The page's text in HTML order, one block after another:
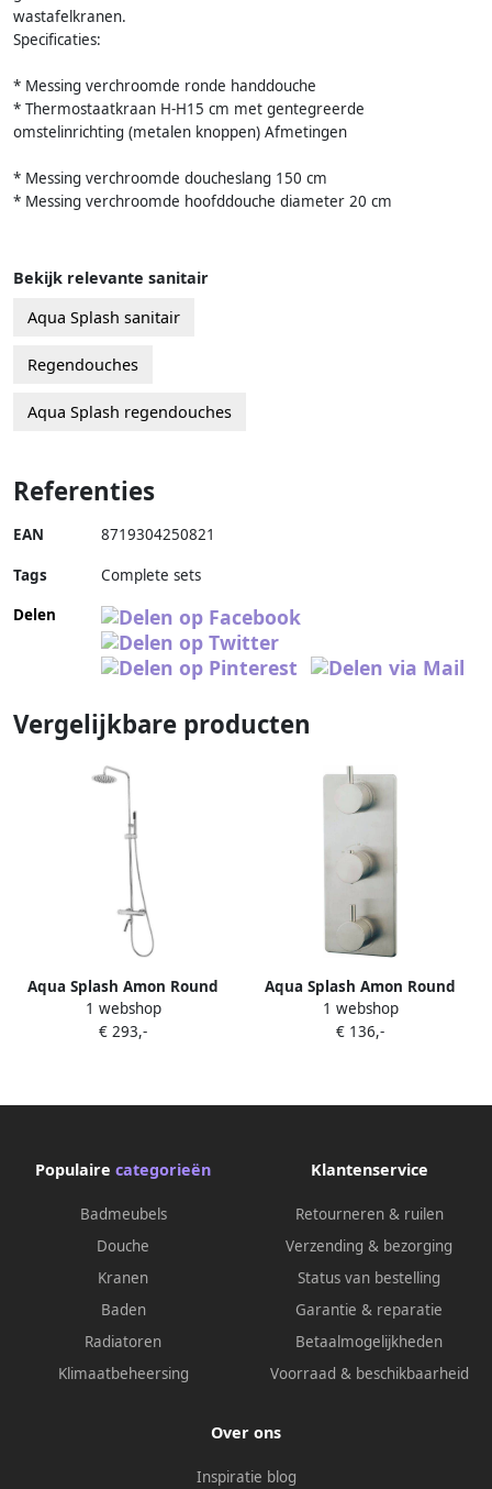
wastafelkranen.
Specificaties:
* Messing verchroomde ronde handdouche
* Thermostaatkraan H-H15 cm met gentegreerde
omstelinrichting (metalen knoppen) Afmetingen
* Messing verchroomde doucheslang 150 cm
* Messing verchroomde hoofddouche diameter 20 cm
Bekijk relevante sanitair
Aqua Splash sanitair
Regendouches
Aqua Splash regendouches
Referenties
EAN 8719304250821
Tags
Complete sets
Delen
Vergelijkbare producten
Aqua Splash Amon Round
Thermostatische Bad
Opbouwset Chroom
1 webshop
€ 293,-
Aqua Splash Amon Round
Afbouwdeel Thermostaat 3-
Weg Geborsteld Staal
1 webshop
€ 136,-
Populaire categorieën
Badmeubels
Douche
Kranen
Baden
Radiatoren
Klimaatbeheersing
Klantenservice
Retourneren & ruilen
Verzending & bezorging
Status van bestelling
Garantie & reparatie
Betaalmogelijkheden
Voorraad & beschikbaarheid
Over ons
Inspiratie blog